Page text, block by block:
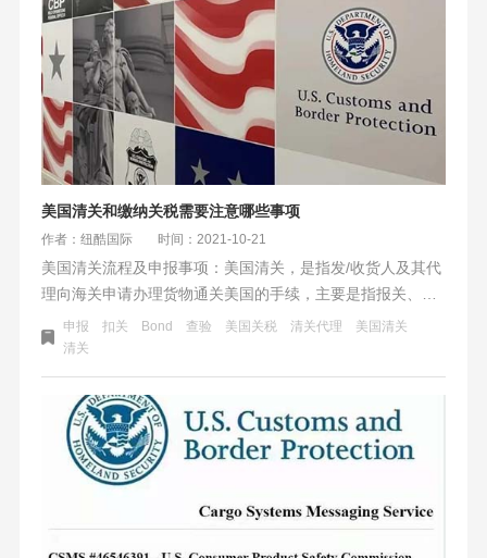
美国清关和缴纳关税需要注意哪些事项
作者：纽酷国际 时间：2021-10-21
美国清关流程及申报事项：美国清关，是指发/收货人及其代
理向海关申请办理货物通关美国的手续，主要是指报关、报
检、报关文件，运输、派送等一系列具体操作，货物通关作
业主要流程为：开船前24小时内申报ISF 10+2、到港前3-4
申报 扣关 Bond 查验 美国关税 清关代理
美国清关
清关